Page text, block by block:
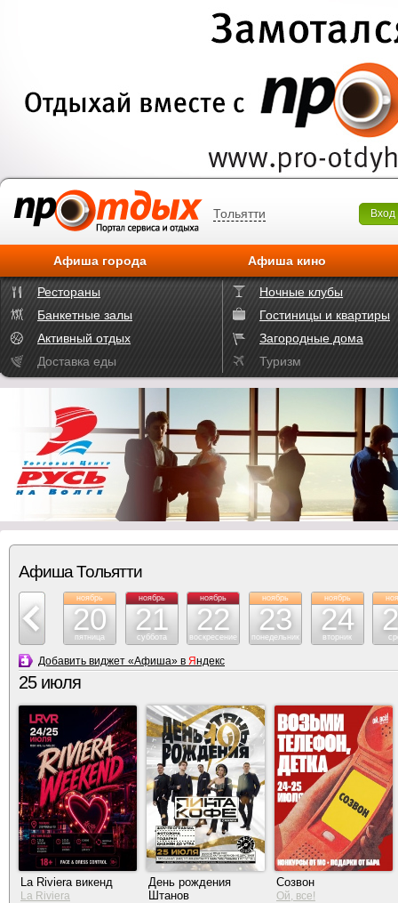
Тольятти Вход
Афиша города Афиша кино
Рестораны
Ночные клубы
Банкетные залы
Гостиницы и квартиры
Активный отдых
Загородные дома
Доставка еды
Туризм
Афиша Тольятти
19
ноябрь
20
пятница
ноябрь
21
суббота
ноябрь
22
воскресение
ноябрь
23
понедельник
ноябрь
24
вторник
Добавить виджет «Афиша» в Яндекс
25 июля
La Riviera викенд
La Riviera
День рождения
Штанов
Созвон
Ой, все!